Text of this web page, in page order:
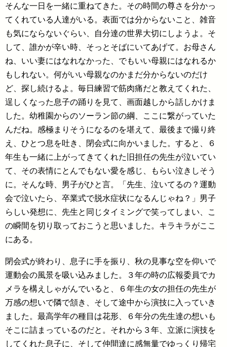
そんな一日を一緒に重ねてきた。その時間の尊さを分かっ
てくれている人達がいる。表面では分からないこと、雑音
も気にならないぐらい、自分達の世界大切にしようよ。そ
して、誰かが辛い時、そっとそばにいてあげて。お母さん
ね、いい妻にはなれなかった、でもいい母親にはなれるか
もしれない。何がいい母親なのかまだ分からないのだけ
ど、探し続けるよ。毎日練習で筋肉痛だと教えてくれた、
逞しくなった息子の踊りを見て、画面越しから話しかけま
した。幼稚園からのソーラン節の綱、ここに繋がっていた
んだね。感極まりそうになるのを堪えて、最後まで撮り終
え、ひとつ息を吐き、閉会式に向かいました。すると、６
年生も一緒に上がってきてくれた旧担任の先生が泣いてい
て、その表情にとんでもない愛を感じ、もらい泣きしそう
に。そんな時、男子がひと言。「先生、泣いてるの？運動
会で泣いたら、卒業式で脱水症状になるんじゃね？」男子
らしい発想に、先生と同じタイミングで笑ってしまい、こ
の瞬間を切り取っておこうと思いました。キラキラがここ
にある。
閉会式が終わり、息子に手を振り、秋の見事な空を仰いで
運動会の風景を吸い込みました。３年の時の広報委員でカ
メラを構えしゃがんでいると、６年生の女の担任の先生が
万感の想いで隣で頷き、そして途中から演技に入っていき
ました。最高学年の種目は花形、６年分の先生達の想いも
そこに詰まっているのだと。それから３年、立派に演技を
してくれた息子に、そして仲間達に感無量でゆっくり帰宅